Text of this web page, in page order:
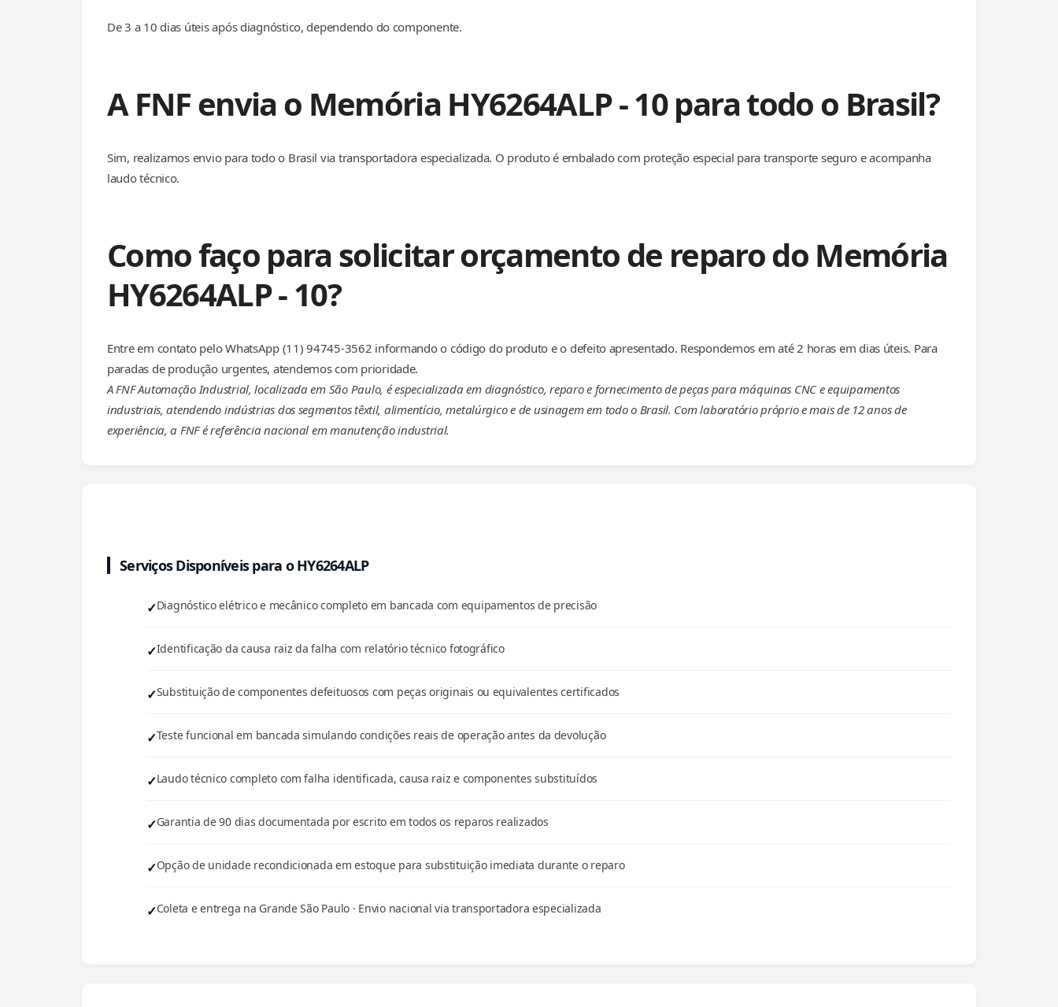
De 3 a 10 dias úteis após diagnóstico, dependendo do componente.
A FNF envia o Memória HY6264ALP - 10 para todo o Brasil?
Sim, realizamos envio para todo o Brasil via transportadora especializada. O produto é embalado com proteção especial para transporte seguro e acompanha
laudo técnico.
Como faço para solicitar orçamento de reparo do Memória
HY6264ALP - 10?
Entre em contato pelo WhatsApp (11) 94745-3562 informando o código do produto e o defeito apresentado. Respondemos em até 2 horas em dias úteis. Para
paradas de produção urgentes, atendemos com prioridade.
A FNF Automação Industrial, localizada em São Paulo, é especializada em diagnóstico, reparo e fornecimento de peças para máquinas CNC e equipamentos
industriais, atendendo indústrias dos segmentos têxtil, alimentício, metalúrgico e de usinagem em todo o Brasil. Com laboratório próprio e mais de 12 anos de
experiência, a FNF é referência nacional em manutenção industrial.
Serviços Disponíveis para o HY6264ALP
Diagnóstico elétrico e mecânico completo em bancada com equipamentos de precisão
Identificação da causa raiz da falha com relatório técnico fotográfico
Substituição de componentes defeituosos com peças originais ou equivalentes certificados
Teste funcional em bancada simulando condições reais de operação antes da devolução
Laudo técnico completo com falha identificada, causa raiz e componentes substituídos
Garantia de 90 dias documentada por escrito em todos os reparos realizados
Opção de unidade recondicionada em estoque para substituição imediata durante o reparo
Coleta e entrega na Grande São Paulo · Envio nacional via transportadora especializada